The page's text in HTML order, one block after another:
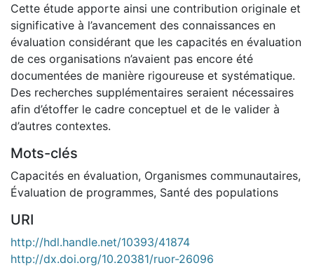
Cette étude apporte ainsi une contribution originale et
significative à l’avancement des connaissances en
évaluation considérant que les capacités en évaluation
de ces organisations n’avaient pas encore été
documentées de manière rigoureuse et systématique.
Des recherches supplémentaires seraient nécessaires
afin d’étoffer le cadre conceptuel et de le valider à
d’autres contextes.
Mots-clés
Capacités en évaluation, Organismes communautaires,
Évaluation de programmes, Santé des populations
URI
http://hdl.handle.net/10393/41874
http://dx.doi.org/10.20381/ruor-26096